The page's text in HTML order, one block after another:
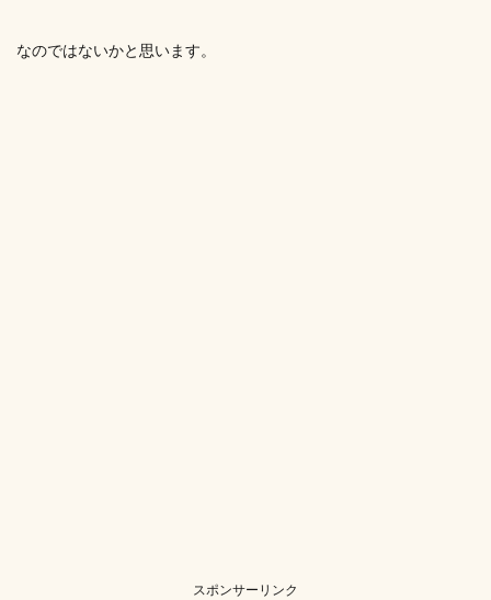
なのではないかと思います。
スポンサーリンク